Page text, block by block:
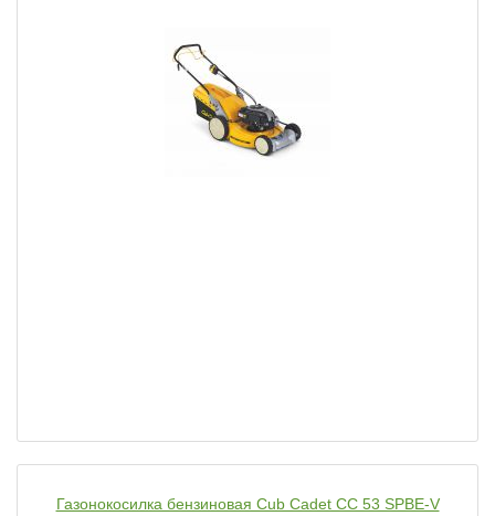
Газонокосилка бензиновая Cub Cadet CC 53 SPBE-V